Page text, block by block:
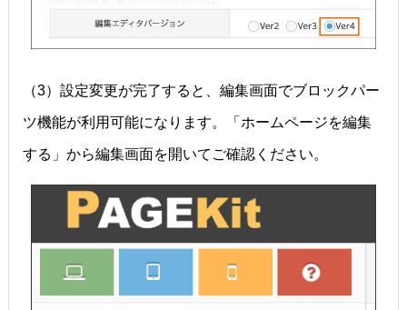
（3）設定変更が完了すると、編集画面でブロックパー
ツ機能が利用可能になります。「ホームページを編集
する」から編集画面を開いてご確認ください。